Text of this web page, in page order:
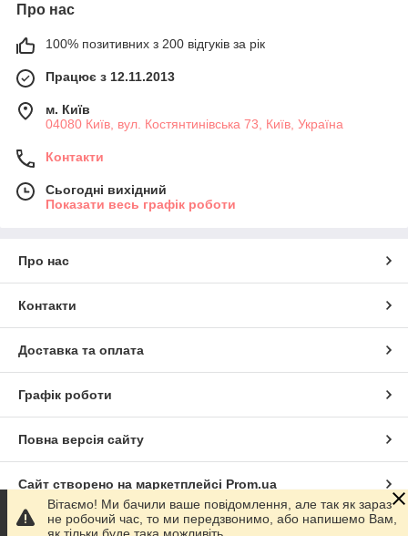
Про нас
100% позитивних з 200 відгуків за рік
Працює з 12.11.2013
м. Київ
04080 Київ, вул. Костянтинівська 73, Київ, Україна
Контакти
Сьогодні вихідний
Показати весь графік роботи
Про нас
Контакти
Доставка та оплата
Графік роботи
Повна версія сайту
Сайт створено на маркетплейсі Prom.ua
Політика конфіденційності
Вітаємо! Ми бачили ваше повідомлення, але так як зараз
не робочий час, то ми передзвонимо, або напишемо Вам,